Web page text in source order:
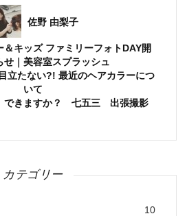
佐野 由梨子
＆キッズ ファミリーフォトDAY開
せ｜美容室スプラッシュ
立たない?! 最近のヘアカラーにつ
いて
できますか？ 七五三 出張撮影
カテゴリー
10